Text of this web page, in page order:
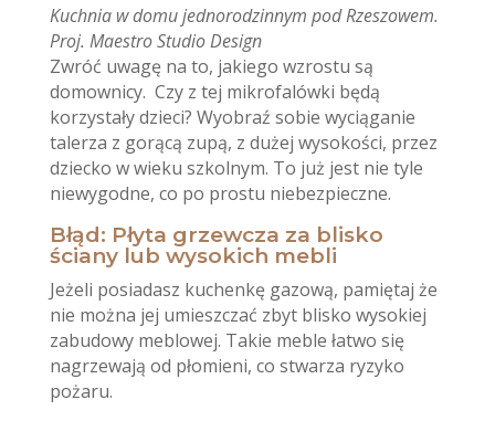
Kuchnia w domu jednorodzinnym pod Rzeszowem.
Proj. Maestro Studio Design
Zwróć uwagę na to, jakiego wzrostu są
domownicy. Czy z tej mikrofalówki będą
korzystały dzieci? Wyobraź sobie wyciąganie
talerza z gorącą zupą, z dużej wysokości, przez
dziecko w wieku szkolnym. To już jest nie tyle
niewygodne, co po prostu niebezpieczne.
Błąd: Płyta grzewcza za blisko
ściany lub wysokich mebli
Jeżeli posiadasz kuchenkę gazową, pamiętaj że
nie można jej umieszczać zbyt blisko wysokiej
zabudowy meblowej. Takie meble łatwo się
nagrzewają od płomieni, co stwarza ryzyko
pożaru.